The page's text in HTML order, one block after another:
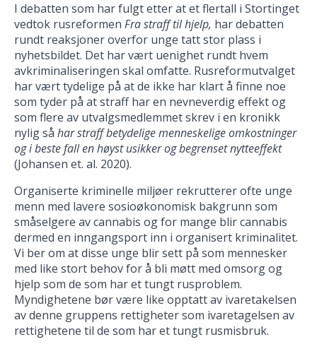
I debatten som har fulgt etter at et flertall i Stortinget
vedtok rusreformen Fra straff til hjelp, har debatten
rundt reaksjoner overfor unge tatt stor plass i
nyhetsbildet. Det har vært uenighet rundt hvem
avkriminaliseringen skal omfatte. Rusreformutvalget
har vært tydelige på at de ikke har klart å finne noe
som tyder på at straff har en nevneverdig effekt og
som flere av utvalgsmedlemmet skrev i en kronikk
nylig så har straff betydelige menneskelige omkostninger
og i beste fall en høyst usikker og begrenset nytteeffekt
(Johansen et. al. 2020).
Organiserte kriminelle miljøer rekrutterer ofte unge
menn med lavere sosioøkonomisk bakgrunn som
småselgere av cannabis og for mange blir cannabis
dermed en inngangsport inn i organisert kriminalitet.
Vi ber om at disse unge blir sett på som mennesker
med like stort behov for å bli møtt med omsorg og
hjelp som de som har et tungt rusproblem.
Myndighetene bør være like opptatt av ivaretakelsen
av denne gruppens rettigheter som ivaretagelsen av
rettighetene til de som har et tungt rusmisbruk.